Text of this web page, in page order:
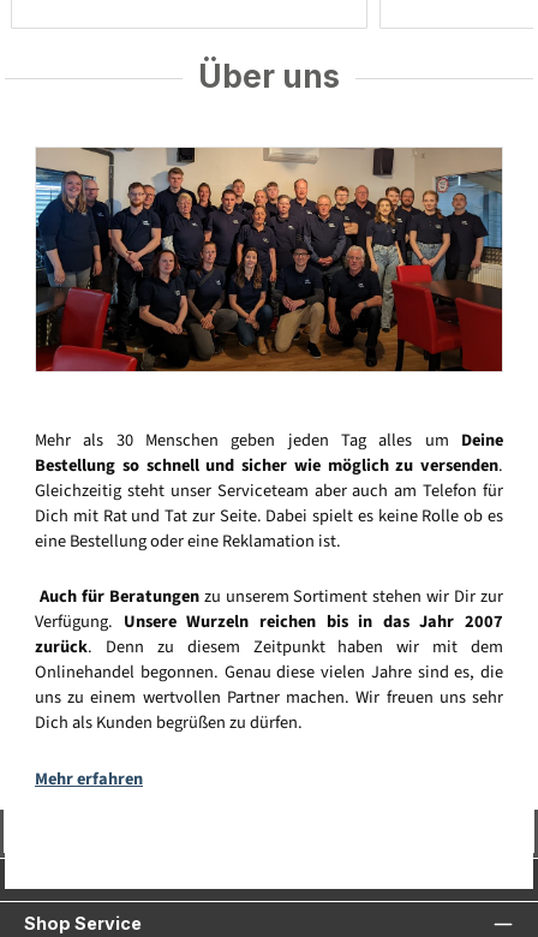
Über uns
Mehr als 30 Menschen geben jeden Tag alles um Deine
Bestellung so schnell und sicher wie möglich zu versenden.
Gleichzeitig steht unser Serviceteam aber auch am Telefon für
Dich mit Rat und Tat zur Seite. Dabei spielt es keine Rolle ob es
eine Bestellung oder eine Reklamation ist.
Auch für Beratungenzu unserem Sortiment stehen wir Dir zur
Verfügung. Unsere Wurzeln reichen bis in das Jahr 2007
zurück. Denn zu diesem Zeitpunkt haben wir mit dem
Onlinehandel begonnen. Genau diese vielen Jahre sind es, die
uns zu einem wertvollen Partner machen. Wir freuen uns sehr
Dich als Kunden begrüßen zu dürfen.
Mehr erfahren
Shop Service